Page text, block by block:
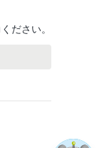
ださい。